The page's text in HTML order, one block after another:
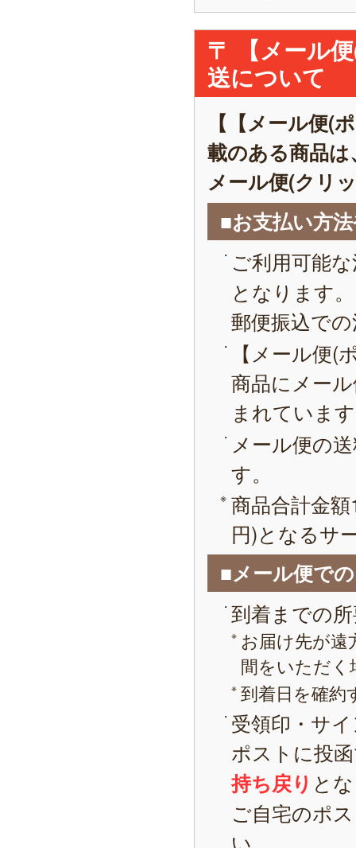
〒 【メール
送について
【【メール便(
載のある商品
メール便(クリ
■お支払い方
ご利用可能
となります。
郵便振込で
【メール便(
商品にメー
まれていま
メール便の
す。
商品合計金
円)となるサ
■メール便で
到着までの
お届け先が遠
間をいただ
到着日を確約
受領印・サ
ポストに投
持ち戻り と
ご自宅のポ
い。